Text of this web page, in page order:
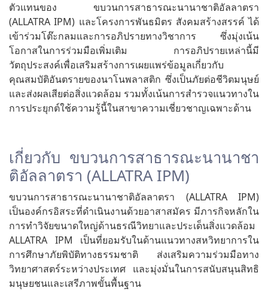
ตัวแทนของ ขบวนการสาธารณะนานาชาติอัลลาตรา
(ALLATRA IPM) และโครงการพันธมิตร สังคมสร้างสรรค์ ได้
เข้าร่วมโต๊ะกลมและการอภิปรายทางวิชาการ ซึ่งมุ่งเน้น
โอกาสในการร่วมมือเพิ่มเติม การอภิปรายเหล่านี้มี
วัตถุประสงค์เพื่อเสริมสร้างการเผยแพร่ข้อมูลเกี่ยวกับ
คุณสมบัติอันตรายของนาโนพลาสติก ซึ่งเป็นภัยต่อชีวิตมนุษย์
และส่งผลเสียต่อสิ่งแวดล้อม รวมทั้งเน้นการสำรวจแนวทางใน
การประยุกต์ใช้ความรู้นี้ในสาขาความเชี่ยวชาญเฉพาะด้าน
เกี่ยวกับ ขบวนการสาธารณะนานาชา
ติอัลลาตรา (ALLATRA IPM)
ขบวนการสาธารณะนานาชาติอัลลาตรา (ALLATRA IPM)
เป็นองค์กรอิสระที่ดำเนินงานด้วยอาสาสมัคร มีภารกิจหลักใน
การทำวิจัยขนาดใหญ่ด้านธรณีวิทยาและประเด็นสิ่งแวดล้อม
ALLATRA IPM เป็นที่ยอมรับในด้านแนวทางสหวิทยาการใน
การศึกษาภัยพิบัติทางธรรมชาติ ส่งเสริมความร่วมมือทาง
วิทยาศาสตร์ระหว่างประเทศ และมุ่งมั่นในการสนับสนุนสิทธิ
มนุษยชนและเสรีภาพขั้นพื้นฐาน